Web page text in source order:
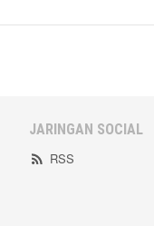
JARINGAN SOCIAL
RSS